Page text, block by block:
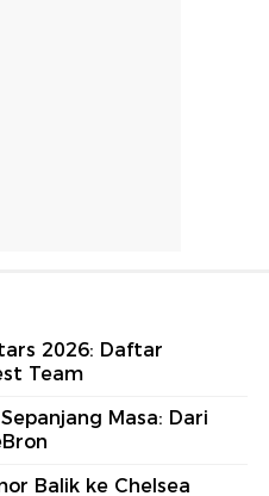
2026: Daftar
Team
Masa: Dari
Balik ke Chelsea